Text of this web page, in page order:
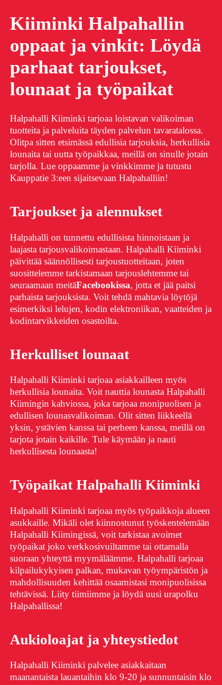
Kiiminki Halpahallin
oppaat ja vinkit: Löydä
parhaat tarjoukset,
lounaat ja työpaikat
Halpahalli Kiiminki tarjoaa loistavan valikoiman
tuotteita ja palveluita täyden palvelun tavaratalossa.
Olitpa sitten etsimässä edullisia tarjouksia, herkullisia
lounaita tai uutta työpaikkaa, meillä on sinulle jotain
tarjolla. Lue oppaamme ja vinkkimme ja tutustu
Kauppatie 3:een sijaitsevaan Halpahalliin!
Tarjoukset ja alennukset
Halpahalli on tunnettu edullisista hinnoistaan ja
laajasta tarjousvalikoimastaan. Halpahalli Kiiminki
päivittää säännöllisesti tarjoustuotteitaan, joten
suosittelemme tarkistamaan tarjouslehtemme tai
seuraamaan meitäFacebookissa, jotta et jää paitsi
parhaista tarjouksista. Voit tehdä mahtavia löytöjä
esimerkiksi lelujen, kodin elektroniikan, vaatteiden ja
kodintarvikkeiden osastoilta.
Herkulliset lounaat
Halpahalli Kiiminki tarjoaa asiakkailleen myös
herkullisia lounaita. Voit nauttia lounasta Halpahalli
Kiimingin kahviossa, joka tarjoaa monipuolisen ja
edullisen lounasvalikoiman. Olit sitten liikkeellä
yksin, ystävien kanssa tai perheen kanssa, meillä on
tarjota jotain kaikille. Tule käymään ja nauti
herkullisesta lounaasta!
Työpaikat Halpahalli Kiiminki
Halpahalli Kiiminki tarjoaa myös työpaikkoja alueen
asukkaille. Mikäli olet kiinnostunut työskentelemään
Halpahalli Kiimingissä, voit tarkistaa avoimet
työpaikat joko verkkosivuiltamme tai ottamalla
suoraan yhteyttä myymäläämme. Halpahalli tarjoaa
kilpailukykyisen palkan, mukavan työympäristön ja
mahdollisuuden kehittää osaamistasi monipuolisissa
tehtävissä. Liity tiimiimme ja löydä uusi urapolku
Halpahallissa!
Aukioloajat ja yhteystiedot
Halpahalli Kiiminki palvelee asiakkaitaan
maanantaista lauantaihin klo 9-20 ja sunnuntaisin klo